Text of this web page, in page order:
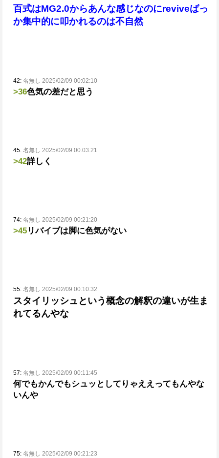
百式はMG2.0からあんな感じなのにreviveばっ
か集中的に叩かれるのは不自然
42: 名無し 2025/02/09 00:02:10
>36色気の差だと思う
45: 名無し 2025/02/09 00:03:21
>42詳しく
74: 名無し 2025/02/09 00:21:20
>45 リバイブは脚に色気がない
55: 名無し 2025/02/09 00:10:32
スタイリッシュという概念の解釈の違いが生ま
れてるんやな
57: 名無し 2025/02/09 00:11:45
何でもかんでもシュッとしてりゃええってもんやな
いんや
75: 名無し 2025/02/09 00:21:23